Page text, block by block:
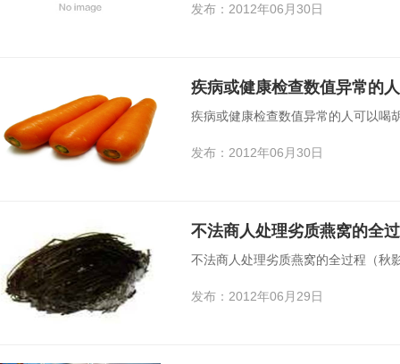
发布：2012年06月30日
疾病或健康检查数值异常的
疾病或健康检查数值异常的人可以喝
发布：2012年06月30日
不法商人处理劣质燕窝的全
不法商人处理劣质燕窝的全过程（秋
发布：2012年06月29日